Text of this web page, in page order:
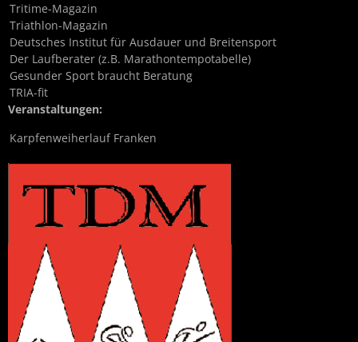
Tritime-Magazin
Triathlon-Magazin
Deutsches Institut für Ausdauer und Breitensport
Der Laufberater (z.B. Marathontempotabelle)
Gesunder Sport braucht Beratung
TRIA-fit
Veranstaltungen:
Karpfenweiherlauf Franken